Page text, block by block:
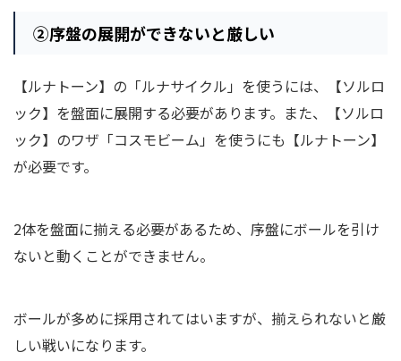
②序盤の展開ができないと厳しい
【ルナトーン】の「ルナサイクル」を使うには、【ソルロ
ック】を盤面に展開する必要があります。また、【ソルロ
ック】のワザ「コスモビーム」を使うにも【ルナトーン】
が必要です。
2体を盤面に揃える必要があるため、序盤にボールを引け
ないと動くことができません。
ボールが多めに採用されてはいますが、揃えられないと厳
しい戦いになります。